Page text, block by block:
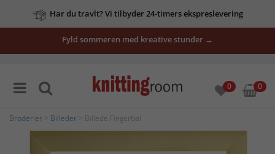
Har du travlt? Vi tilbyder 24-timers ekspreslevering
Fyld sommeren med kreative stunder →
0 0
Broderier Billeder > Billede Fingerbøl